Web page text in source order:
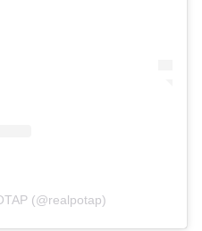
(@realpotap)